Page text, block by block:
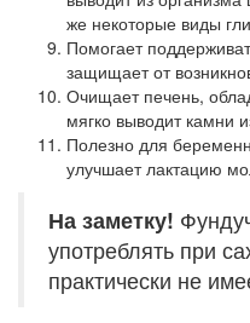
же некоторые виды
Помогает
защищает от
Очищает печень,
мягко выводит камни
Полезно для
улучшает лактацию
На заметку!
употреблять при
практически не